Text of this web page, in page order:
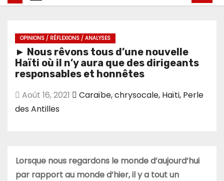
OPINIONS / RÉFLEXIONS / ANALYSES
► Nous rêvons tous d’une nouvelle
Haïti où il n’y aura que des dirigeants
responsables et honnêtes
Août 16, 2021 Caraïbe,chrysocale, Haïti, Perle
des Antilles
Lorsque nous regardons le monde d’aujourd’hui
par rapport au monde d’hier, il y a tout un